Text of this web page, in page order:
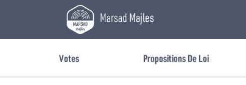
MarsadMajles
Votes Propositions De Loi